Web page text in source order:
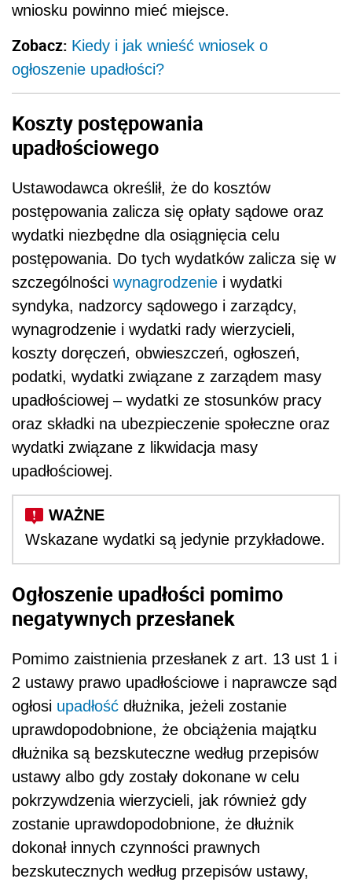
wniosku powinno mieć miejsce.
Zobacz: Kiedy i jak wnieść wniosek o
ogłoszenie upadłości?
Koszty postępowania
upadłościowego
Ustawodawca określił, że do kosztów
postępowania zalicza się opłaty sądowe oraz
wydatki niezbędne dla osiągnięcia celu
postępowania. Do tych wydatków zalicza się w
szczególności wynagrodzenie i wydatki
syndyka, nadzorcy sądowego i zarządcy,
wynagrodzenie i wydatki rady wierzycieli,
koszty doręczeń, obwieszczeń, ogłoszeń,
podatki, wydatki związane z zarządem masy
upadłościowej – wydatki ze stosunków pracy
oraz składki na ubezpieczenie społeczne oraz
wydatki związane z likwidacja masy
upadłościowej.
Wskazane wydatki są jedynie przykładowe.
Ogłoszenie upadłości pomimo
negatywnych przesłanek
Pomimo zaistnienia przesłanek z art. 13 ust 1 i
2 ustawy prawo upadłościowe i naprawcze sąd
ogłosi upadłość dłużnika, jeżeli zostanie
uprawdopodobnione, że obciążenia majątku
dłużnika są bezskuteczne według przepisów
ustawy albo gdy zostały dokonane w celu
pokrzywdzenia wierzycieli, jak również gdy
zostanie uprawdopodobnione, że dłużnik
dokonał innych czynności prawnych
bezskutecznych według przepisów ustawy,